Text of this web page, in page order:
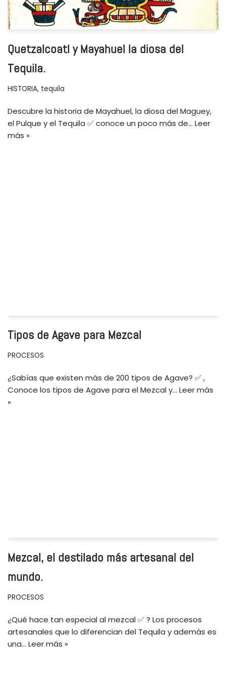
Quetzalcoatl y Mayahuel la diosa del
Tequila.
HISTORIA, tequila
Descubre la historia de Mayahuel, la diosa del Maguey,
el Pulque y el Tequila ✅ conoce un poco más de… Leer
más »
Tipos de Agave para Mezcal
PROCESOS
¿Sabías que existen más de 200 tipos de Agave? ✅ ,
Conoce los tipos de Agave para el Mezcal y… Leer más
»
Mezcal, el destilado más artesanal del
mundo.
PROCESOS
¿Qué hace tan especial al mezcal ✅ ? Los procesos
artesanales que lo diferencian del Tequila y además es
una… Leer más »